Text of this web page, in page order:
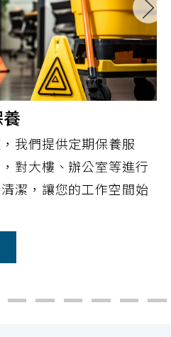
我們提供定期保養服
對大樓、辦公室等進行
潔，讓您的工作空間始